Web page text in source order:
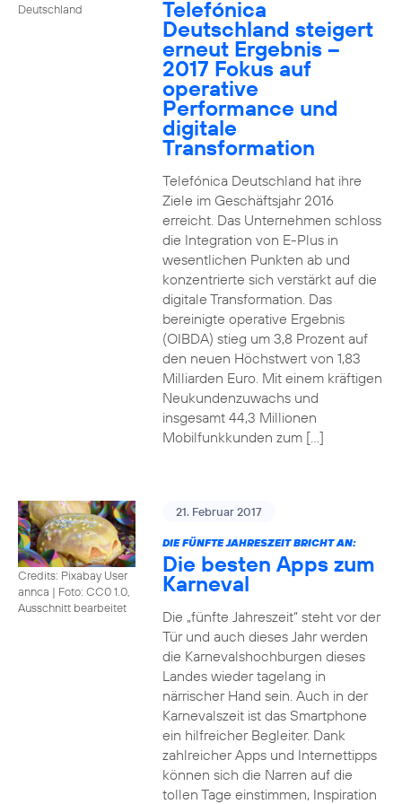
Deutschland
Telefónica
Deutschland steigert
erneut Ergebnis –
2017 Fokus auf
operative
Performance und
digitale
Transformation
Telefónica Deutschland hat ihre
Ziele im Geschäftsjahr 2016
erreicht. Das Unternehmen schloss
die Integration von E-Plus in
wesentlichen Punkten ab und
konzentrierte sich verstärkt auf die
digitale Transformation. Das
bereinigte operative Ergebnis
(OIBDA) stieg um 3,8 Prozent auf
den neuen Höchstwert von 1,83
Milliarden Euro. Mit einem kräftigen
Neukundenzuwachs und
insgesamt 44,3 Millionen
Mobilfunkkunden zum […]
Credits: Pixabay User
annca | Foto: CC0 1.0,
Ausschnitt bearbeitet
21. Februar 2017
DIE FÜNFTE JAHRESZEIT BRICHT AN:
Die besten Apps zum
Karneval
Die „fünfte Jahreszeit“ steht vor der
Tür und auch dieses Jahr werden
die Karnevalshochburgen dieses
Landes wieder tagelang in
närrischer Hand sein. Auch in der
Karnevalszeit ist das Smartphone
ein hilfreicher Begleiter. Dank
zahlreicher Apps und Internettipps
können sich die Narren auf die
tollen Tage einstimmen, Inspiration